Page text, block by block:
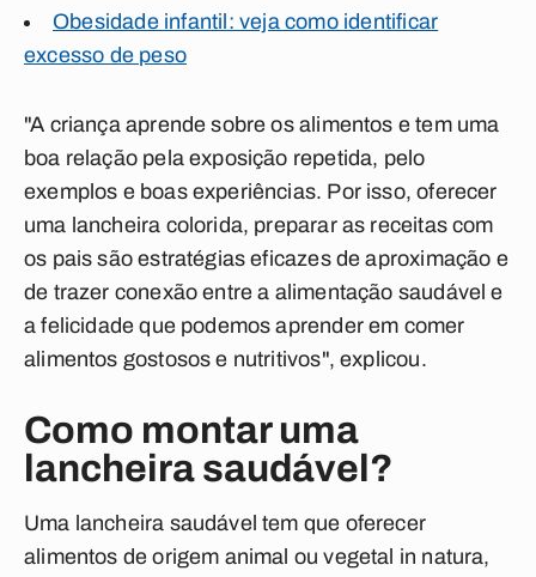
Obesidade infantil: veja como identificar
excesso de peso
"A criança aprende sobre os alimentos e tem uma
boa relação pela exposição repetida, pelo
exemplos e boas experiências. Por isso, oferecer
uma lancheira colorida, preparar as receitas com
os pais são estratégias eficazes de aproximação e
de trazer conexão entre a alimentação saudável e
a felicidade que podemos aprender em comer
alimentos gostosos e nutritivos", explicou.
Como montar uma
lancheira saudável?
Uma lancheira saudável tem que oferecer
alimentos de origem animal ou vegetal in natura,